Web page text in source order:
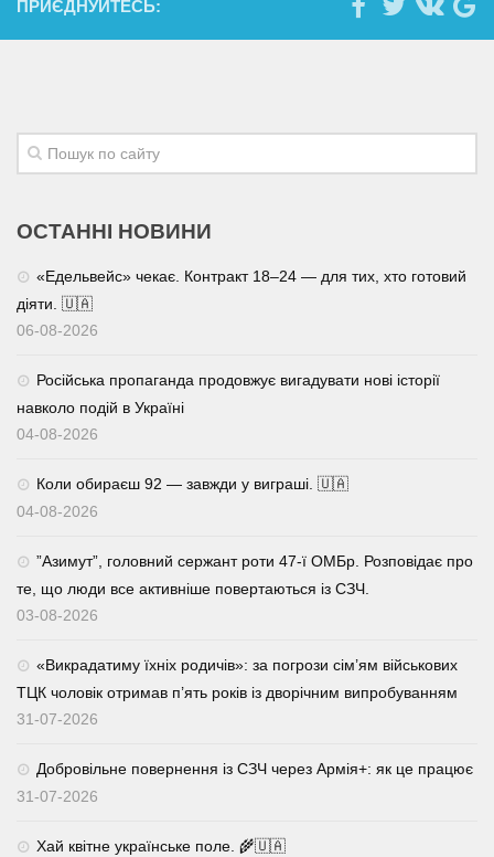
ПРИЄДНУЙТЕСЬ:
ОСТАННІ НОВИНИ
«Едельвейс» чекає. Контракт 18–24 — для тих, хто готовий
діяти. 🇺🇦
06-08-2026
Російська пропаганда продовжує вигадувати нові історії
навколо подій в Україні
04-08-2026
Коли обираєш 92 — завжди у виграші. 🇺🇦
04-08-2026
⁨”Азимут”, головний сержант роти 47-ї ОМБр. Розповідає про
те, що люди все активніше повертаються із СЗЧ.
03-08-2026
«Викрадатиму їхніх родичів»: за погрози сім’ям військових
ТЦК чоловік отримав п’ять років із дворічним випробуванням
31-07-2026
Добровільне повернення із СЗЧ через Армія+: як це працює
31-07-2026
Хай квітне українське поле. 🌾🇺🇦